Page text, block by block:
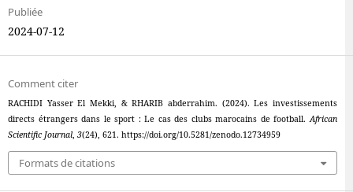
Publiée
2024-07-12
Comment citer
RACHIDI Yasser El Mekki, & RHARIB abderrahim. (2024). Les investissements
directs étrangers dans le sport : Le cas des clubs marocains de football.African
Scientific Journal, 3(24), 621. https://doi.org/10.5281/zenodo.12734959
Formats de citations